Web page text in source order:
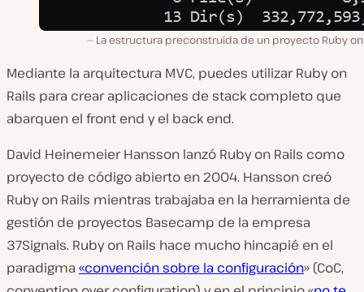
La estructura preconstruida de un proyecto Ruby on
Mediante la arquitectura MVC, puedes utilizar Ruby on
Rails para crear aplicaciones de stack completo que
abarquen el front end y el back end.
David Heinemeier Hansson lanzó Ruby on Rails como
proyecto de código abierto en 2004. Hansson creó
Ruby on Rails mientras trabajaba en la herramienta de
gestión de proyectos Basecamp de la empresa
37Signals. Ruby on Rails hace mucho hincapié en el
paradigma «convención sobre la configuración» (CoC,